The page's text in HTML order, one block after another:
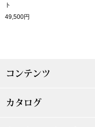
ア
ト
49,500円
コンテンツ
カタログ